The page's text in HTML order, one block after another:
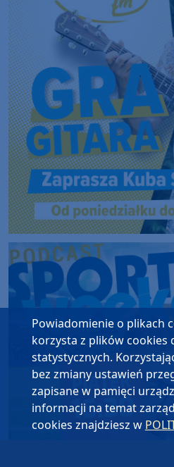
Powiadomienie o plikach
korzysta z plików cookies
statystycznych.
bez zmiany ustawień
zapisane w pamięci
informacji na temat
cookies znajdziesz w